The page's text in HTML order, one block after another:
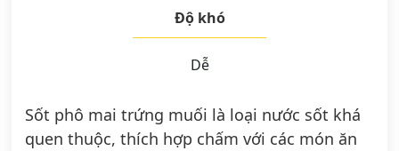
Độ khó
Dễ
Sốt phô mai trứng muối là loại nước sốt khá
quen thuộc, thích hợp chấm với các món ăn